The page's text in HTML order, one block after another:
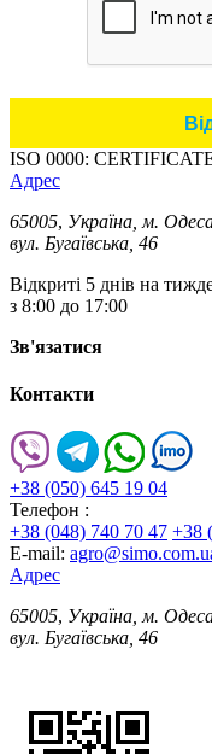
ISO 0000:
Адрес
65005, Україна, м.
вул. Бугаївська, 46
Відкриті 5 днів на
з 8:00 до 17:00
Зв'язатися
Контакти
+38 (050) 645 19 04
Телефон :
+38 (048) 740 70 47 +38
E-mail:
Адрес
65005, Україна, м.
вул. Бугаївська, 46